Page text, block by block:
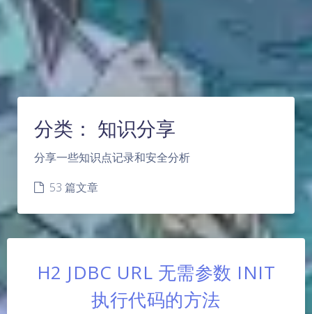
分类： 知识分享
分享一些知识点记录和安全分析
53 篇文章
H2 JDBC URL 无需参数 INIT
执行代码的方法